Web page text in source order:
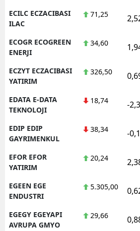
ECILC ECZACIBASI
ILAC
71,25
ECOGR ECOGREEN
ENERJI
34,60
ECZYT ECZACIBASI
YATIRIM
326,50
EDATA E-DATA
TEKNOLOJI
18,74 -
EDIP EDIP
GAYRIMENKUL
38,34 -
EFOR EFOR
YATIRIM
20,24
EGEEN EGE
ENDUSTRI
5.305,00
EGEGY EGEYAPI
AVRUPA GMYO
29,66